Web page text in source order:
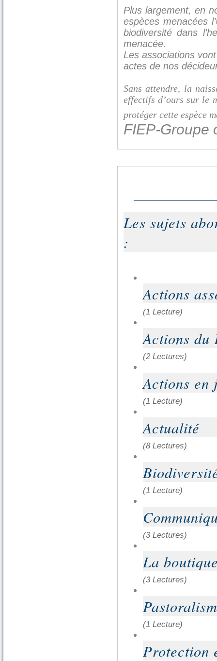
Plus largement, en
espèces menacées
biodiversité dans
menacée.
Les associations
actes de nos
Sans attendre, la
effectifs d’ours sur le
protéger cette espèce
FIEP-Groupe
Les sujets
:
Actions
(1 Lecture)
Actions du
(2 Lectures)
Actions en
(1 Lecture)
Actualité
(8 Lectures)
(1 Lecture)
(3 Lectures)
La
(3 Lectures)
(1 Lecture)
Protection